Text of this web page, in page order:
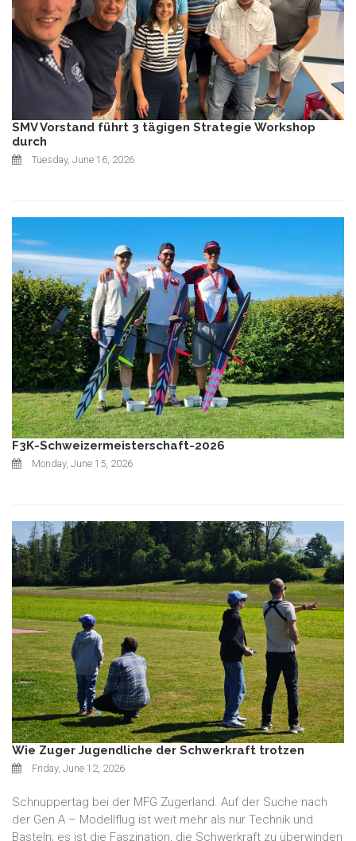
SMV Vorstand führt 3 tägigen Strategie Workshop
durch
Tuesday, June 16, 2026
F3K-Schweizermeisterschaft-2026
Monday, June 15, 2026
Wie Zuger Jugendliche der Schwerkraft trotzen
Friday, June 12, 2026
Schnuppertag bei der MFG Zugerland. Auf der Suche nach
der Gen A – Modellflug ist weit mehr als nur Technik und
Basteln; es ist die Faszination, die Schwerkraft zu überwinden